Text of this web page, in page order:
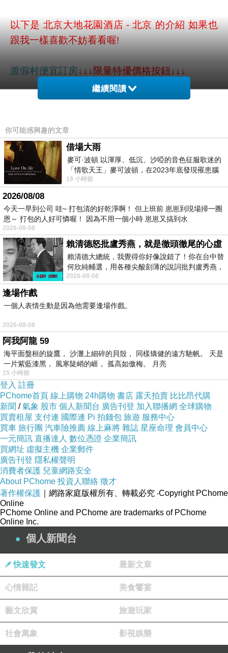
以下是 北京大地花園酒店 - 北京 的介紹 如果也
跟我一樣喜歡不妨看看喔!
渡假村便宜訂房↓↓↓限量特優價格按鈕↓↓↓
繼續閱讀
你可能感興趣的文章
借場大雨
麥可·波頓 以渾厚、低沉、沙啞的音色征服歌迷的
「情歌天王」麥可波頓，在2023年底發現罹患腦
瘤「祈禱早日康復，一切都好」。
19 小時前
2026/08/08
今天一早到公司 哇~ 打包清的好乾淨啊！ 但上班前 崽崽到現場掃一圈
恩～ 打包的人好可憐喔！ 因為不用一個小時 崽崽又搞到水
2026-08-08
賴清德怒批盧秀燕，就是徹頭徹尾的心虛
賴清德大總統，我覺得你好像說錯了！你在台中替
何欣純輔選，用各種尖酸刻薄的說詞批判盧秀燕，
罵她施政滿意度輸給陳其邁，甚至還說盧
2026-08-08
逢場作戲
一個人表情生動是因為他需要逢場作戲。
2026-08-08
阿我阿龍 59
海平面盤桓的旋鷹， 沙灘上細碎的貝殼， 同樣矯健的遠方馳帆。 天是
一片紫藍漆黑， 風寒陡峭的崕， 孤高如傲梅。 月亮
15 小時前
登入 註冊
PChome首頁 線上購物 24h購物 書店 露天拍賣 比比昂代購
新聞 /氣象 股市 個人新聞台 廣告刊登 加入聯播網 全球購物
買賣租屋 支付連 國際連 Pi 拍錢包 旅遊 服務中心
買車 旅行團 汽車險推薦 線上麻將 雜誌 星座命理 會員中心
一元簡訊 直播達人 數位憑證 企業簡訊
買網址 虛擬主機 企業郵件
廣告刊登 隱私權聲明
消費者保護 兒童網路安全
About PChome 投資人聯絡 徵才
著作權保護 ｜網路家庭版權所有、轉載必究 ‧Copyright PChome
Online
PChome Online and PChome are trademarks of PChome
Online Inc.
個人新聞台
快速發文 最新文章
心情雜記 美食饗宴
藝文欣賞 旅遊玩家
社會萬象 影視娛樂